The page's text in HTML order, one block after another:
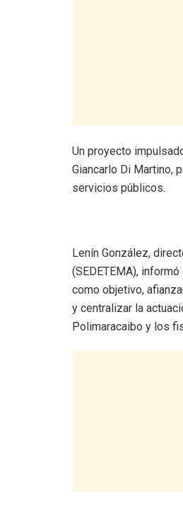
Un proyecto
Giancarlo Di Martino,
servicios públicos.
Lenín González,
(SEDETEMA),
como objetivo,
y centralizar la
Polimaracaibo y los